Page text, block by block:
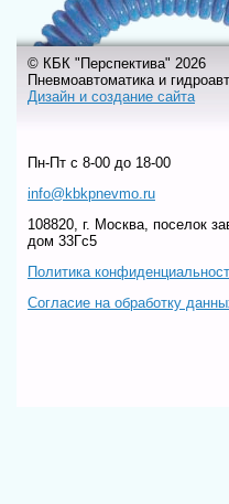
© КБК "Перспектива" 2026
Пневмоавтоматика и
Дизайн и создание сайта
Пн-Пт c 8-00 до 18-00
info@kbkpnevmo.ru
108820, г. Москва, поселок
дом 33Гс5
Политика
Согласие на обработку